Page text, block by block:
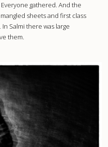
gathered. And the
sheets and first class
Salmi there was large
them.